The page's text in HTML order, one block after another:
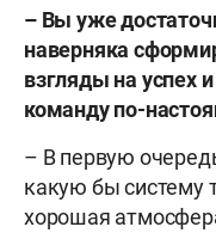
– Вы уже
наверняка
взгляды на успех
команду по-
– В первую
какую бы систему
хорошая